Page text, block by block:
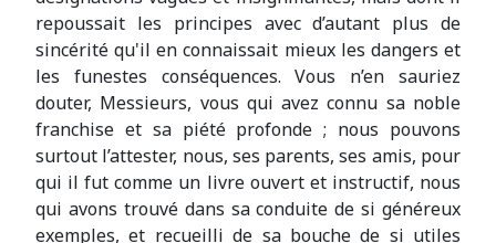
repoussait les principes avec d’autant plus de
sincérité qu'il en connaissait mieux les dangers et
les funestes conséquences. Vous n’en sauriez
douter, Messieurs, vous qui avez connu sa noble
franchise et sa piété profonde ; nous pouvons
surtout l’attester, nous, ses parents, ses amis, pour
qui il fut comme un livre ouvert et instructif, nous
qui avons trouvé dans sa conduite de si généreux
exemples, et recueilli de sa bouche de si utiles